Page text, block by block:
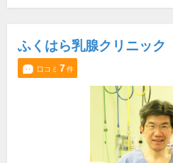
ふくはら乳腺クリニック
口コミ 7件